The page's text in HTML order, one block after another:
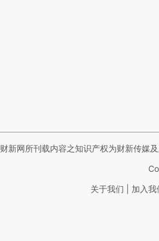
财新网所刊载内容之知识产权为财新传媒
关于我们 加入我